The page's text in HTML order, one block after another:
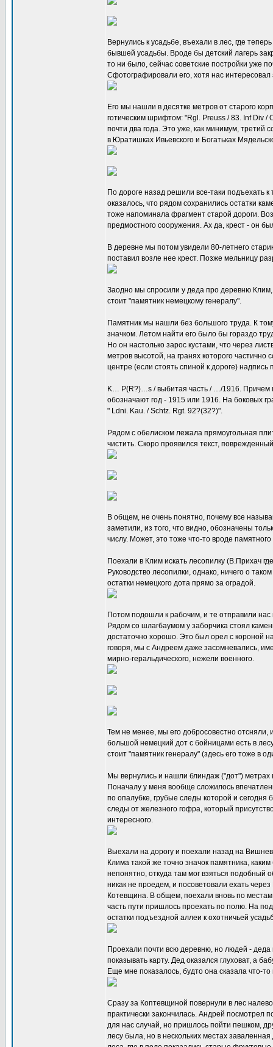
Вернулись к усадьбе, въехали в лес, где
бывшей усадьбы. Вроде бы детский лагерь
то ни было, сейчас советские постройки уже
Сфотографировали его, хотя нас
Его мы нашли в десятке метров от старого
готическим шрифтом: "Rgl. Preuss / 83. Inf Div /
почти два года. Это уже, как минимум, третий
в Юратишках Ивьевского и Богатьках
По дороге назад решили все-таки подъехать
оказалось, что рядом сохранились остатки
тоже напоминала фрагмент старой дороги.
предмостного сооружения. Ах да, крест - он
В деревне мы потом увидели 80-летнего
поставил возле нее крест. Позже мельницу
Заодно мы спросили у деда про деревню Клим,
стоит "памятник немецкому генералу".
Памятник мы нашли без большого труда. К
значком. Летом найти его было бы гораздо
Но он настолько зарос кустами, что через
метров высотой, на гранях которого
центре (если стоять спиной к дороге)
K… P(R?)…s / выбитая часть / …/1916. Причем
обозначают год - 1915 или 1916. На боковых
" Ldni. Kau. / Schtz. Rgt. 92?(32?)".
Рядом с обелиском лежала прямоугольная
чистить. Скоро проявился текст,
В общем, не очень понятно, почему все
заметили, из того, что видно, обозначены
числу. Может, это тоже что-то вроде
Поехали в Клим искать лесопилку (В.Прихач
Руководство лесопилки, однако, ничего о
остатки немецкого дота прямо за оградой.
Потом подошли к рабочим, и те отправили
Рядом со шлагбаумом у заборчика стоял
достаточно хорошо. Это был орел с короной
говоря, мы с Андреем даже засомневались,
мирно-геральдического, нежели военного.
Тем не менее, мы его добросовестно отсняли,
большой немецкий дот с бойницами есть в
стоит "памятник генералу" (здесь его тоже в
Мы вернулись и нашли блиндаж ("дот") метрах
Поначалу у меня вообще сложилось
по опалубке, грубые следы которой и
следы от железного гофра, который
интересного.
Выехали на дорогу и поехали назад на
Клима такой же точно значок памятника,
непонятно, откуда там мог взяться подобный
никак не проедем, и посоветовали ехать
Котевщина. В общем, поехали вновь по
часть пути пришлось проехать по полю. На
остатки подъездной аллеи к охотничьей
Проехали почти всю деревню, но людей - деда
показывать карту. Дед оказался глуховат, а
Еще мне показалось, будто она сказала что-
Сразу за Коптевщиной повернули в лес
практически закончилась. Андрей посмотрел
для нас случай, но пришлось пойти пешком,
лесу была, но в нескольких местах